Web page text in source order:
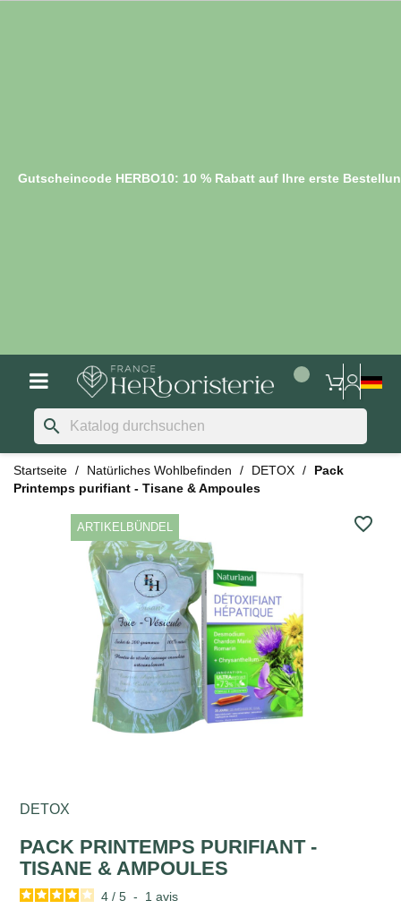
Gutscheincode HERBO10: 10 % Rabatt auf Ihre erste
search
Startseite Natürliches Wohlbefinden DETOX
Pack
Printemps purifiant - Tisane & Ampoules
ARTIKELBÜNDEL favorite_border
DETOX
PACK PRINTEMPS PURIFIANT -
TISANE & AMPOULES
4 / 5 - 1avis